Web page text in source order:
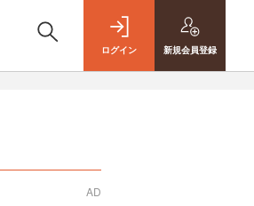
ログイン 新規会員登録
AD